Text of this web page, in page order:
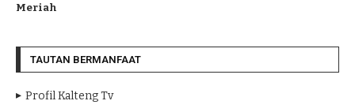
Meriah
TAUTAN BERMANFAAT
Profil Kalteng Tv